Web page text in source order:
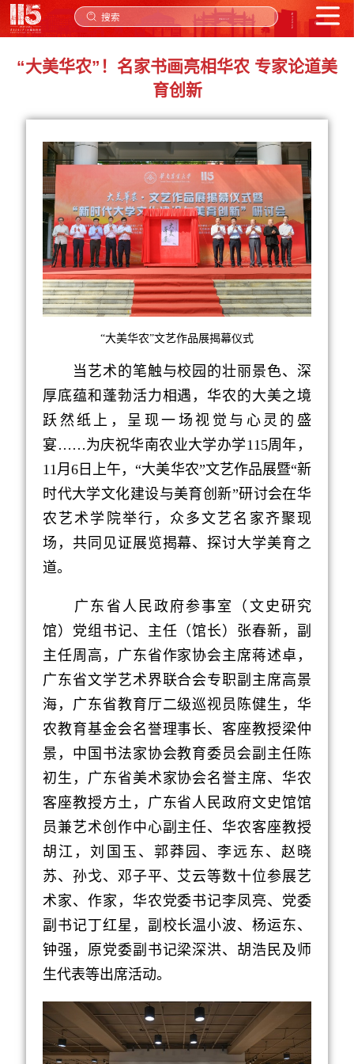
搜索
“大美华农”！名家书画亮相华农 专家论道美
育创新
“大美华农”文艺作品展揭幕仪式
当艺术的笔触与校园的壮丽景色、深
厚底蕴和蓬勃活力相遇，华农的大美之境
跃然纸上，呈现一场视觉与心灵的盛
宴……为庆祝华南农业大学办学115周年，
11 月6 日上午，“大美华农”文艺作品展暨“新
时代大学文化建设与美育创新”研讨会在华
农 艺术学院举行，众多文艺名家齐聚现
场，共同见证展览揭幕、探讨大学美育之
道。
广东省人民政府参事室（文史研究
馆）党组书记、主任（馆长）张春新，副
主任周高，广东省作家协会主席蒋述卓，
广东省文学艺术界联合会专职副主席高景
海，广东省教育厅二级巡视员陈健生，华
农教育基金会名誉理事长、客座教授梁仲
景，中国书法家协会教育委员会副主任陈
初生，广东省美术家协会名誉主席、华农
客座教授方土，广东省人民政府文史馆馆
员兼艺术创作中心副主任、华农客座教授
胡江，刘国玉、郭莽园、李远东、赵晓
苏、孙戈、邓子平、艾云等数十位参展艺
术家、作家，华农党委书记李凤亮、党委
副书记丁红星，副校长温小波、杨运东、
钟强，原党委副书记梁深洪、胡浩民及师
生代表等出席活动。